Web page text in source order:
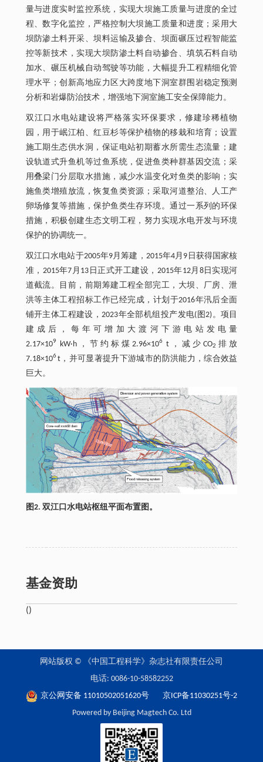
量与进度实时监控系统，实现大坝施工质量与进度的全过
程、数字化监控，严格控制大坝施工质量和进度；采用大
坝防渗土料开采、坝料运输及掺合、坝面碾压过程智能监
控等新技术，实现大坝防渗土料自动掺合、填筑石料自动
加水、碾压机械自动驾驶等功能，大幅提升工程精细化管
理水平；创新高地应力区大跨度地下洞室群围岩稳定预测
分析和岩爆防治技术，增强地下洞室施工安全保障能力。
双江口水电站建设将严格落实环保要求，修建珍稀植物
园，用于岷江柏、红豆杉等保护植物的移栽和培育；设置
施工期生态供水洞，保证电站初期蓄水所需生态流量；建
设轨道式升鱼机等过鱼系统，促进鱼类种群基因交流；采
用叠梁门分层取水措施，减少水温变化对鱼类的影响；实
施鱼类增殖放流，恢复鱼类资源；采取河道整治、人工产
卵场修复等措施，保护鱼类生存环境。通过一系列的环保
措施，积极创建生态文明工程，努力实现水电开发与环境
保护的协调统一。
双江口水电站于2005年9月筹建，2015年4月9日获得国家核
准，2015年7月13日正式开工建设，2015年12月8日实现河
道截流。目前，前期筹建工程全部完工，大坝、厂房、泄
洪等主体工程招标工作已经完成，计划于2016年汛后全面
铺开主体工程建设，2023年全部机组投产发电(图2)。项目
建成后，每年可增加大渡河下游电站发电量
2.17×109 kW·h，节约标煤2.96×106t，减少CO2 排放
7.18×106t，并可显著提升下游城市的防洪能力，综合效益
巨大。
图2. 双江口水电站枢纽平面布置图。
基金资助
()
网站版权 © 《中国工程科学》杂志社有限责任公司
电话: 0086-10-58582252
京公网安备 11010502051620号
京ICP备11030251号-2
Powered by Beijing Magtech Co. Ltd